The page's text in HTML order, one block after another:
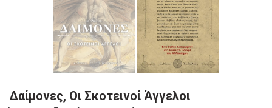
Δαίμονες, Οι Σκοτεινοί Άγγελοι